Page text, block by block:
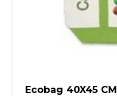
Ecobag 40X45 CM